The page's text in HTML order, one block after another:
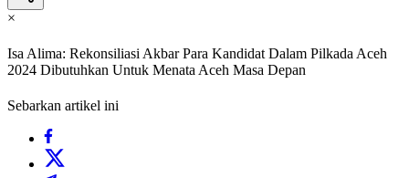
×
Isa Alima: Rekonsiliasi Akbar Para Kandidat Dalam Pilkada Aceh
2024 Dibutuhkan Untuk Menata Aceh Masa Depan
Sebarkan artikel ini